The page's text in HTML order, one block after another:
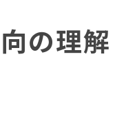
ントの理解